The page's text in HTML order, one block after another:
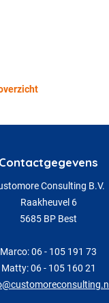
Contactgegevens
Consulting B.V.
Raakheuvel 6
5685 BP Best
Marco: 06 - 105 191 73
Matty: 06 - 105 160 21